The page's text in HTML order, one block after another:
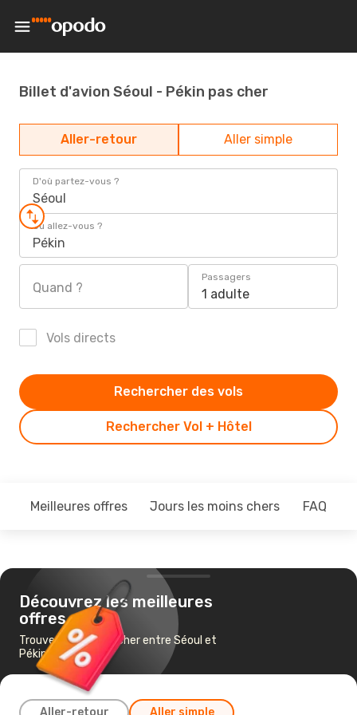
Billet d'avion Séoul - Pékin pas cher
Aller-retour Aller simple
D'où partez-vous ?
Séoul
Où allez-vous ?
Pékin
Quand ?
Passagers
1 adulte
Vols directs
Rechercher Vol + Hôtel
Rechercher des vols
Meilleures offres Jours les moins chers FAQ
Découvrez les meilleures
offres
Trouvez un vol pas cher entre Séoul et
Pékin
Aller-retour Aller simple